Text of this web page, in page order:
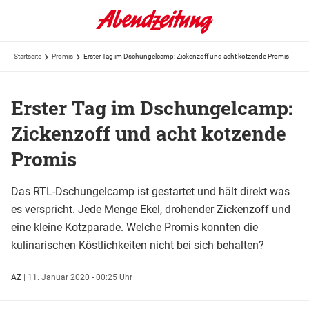
Startseite Promis Erster Tag im Dschungelcamp: Zickenzoff und acht kotzende Promis
Erster Tag im Dschungelcamp:
Zickenzoff und acht kotzende
Promis
Das RTL-Dschungelcamp ist gestartet und hält direkt was
es verspricht. Jede Menge Ekel, drohender Zickenzoff und
eine kleine Kotzparade. Welche Promis konnten die
kulinarischen Köstlichkeiten nicht bei sich behalten?
AZ | 11. Januar 2020 - 00:25 Uhr